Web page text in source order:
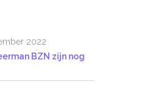
2022
BZN zijn nog